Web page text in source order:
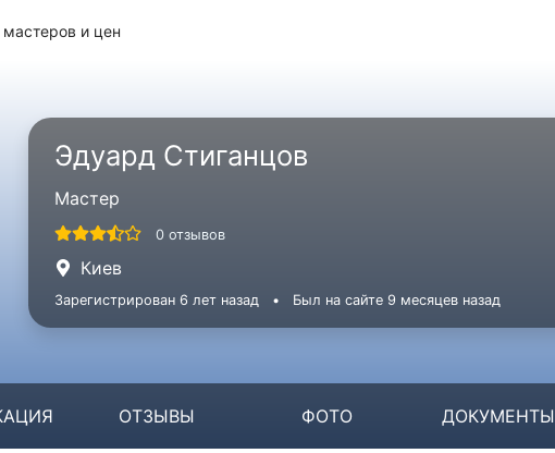
мастеров и цен
Эдуард Стиганцов
Мастер
0 отзывов
Киев
Зарегистрирован 6 лет назад • Был на сайте 9 месяцев назад
ОТЗЫВЫ ФОТО ДОКУМЕНТЫ